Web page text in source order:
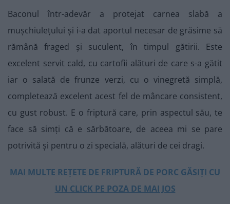
Baconul într-adevăr a protejat carnea slabă a
mușchiulețului și i-a dat aportul necesar de grăsime să
rămână fraged și suculent, în timpul gătirii. Este
excelent servit cald, cu cartofii alături de care s-a gătit
iar o salată de frunze verzi, cu o vinegretă simplă,
completează excelent acest fel de mâncare consistent,
cu gust robust. E o friptură care, prin aspectul său, te
face să simți că e sărbătoare, de aceea mi se pare
potrivită și pentru o zi specială, alături de cei dragi.
MAI MULTE REȚETE DE FRIPTURĂ DE PORC GĂSIȚI CU
UN CLICK PE POZA DE MAI JOS